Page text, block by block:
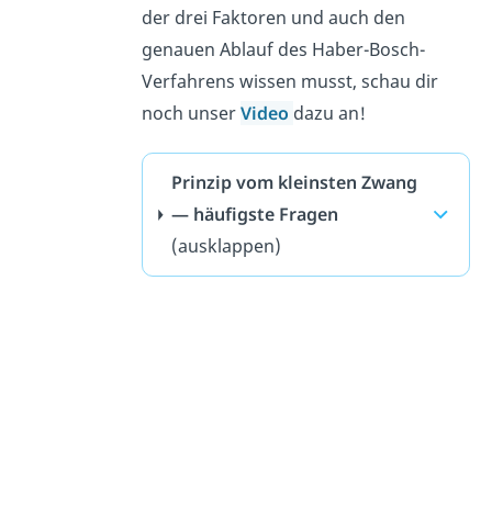
der drei Faktoren und auch den
genauen Ablauf des Haber-Bosch-
Verfahrens wissen musst, schau dir
noch unserVideo dazu an!
Prinzip vom kleinsten Zwang
— häufigste Fragen
(ausklappen)